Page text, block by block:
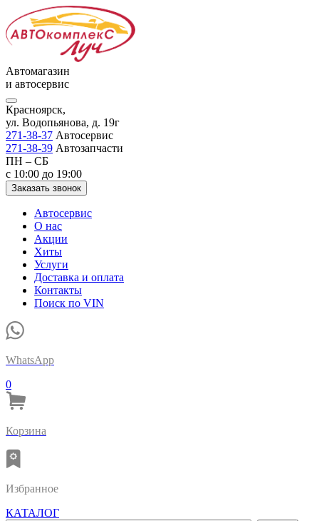
Автомагазин
и автосервис
Красноярск,
ул. Водопьянова, д. 19г
271-38-37 Автосервис
271-38-39 Автозапчасти
ПН – СБ
с 10:00 до 19:00
Заказать звонок
Автосервис
О нас
Акции
Хиты
Услуги
Доставка и оплата
Контакты
Поиск по VIN
WhatsApp
0
Корзина
Избранное
КАТАЛОГ